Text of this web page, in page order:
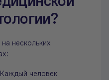
нескольких
Каждый человек